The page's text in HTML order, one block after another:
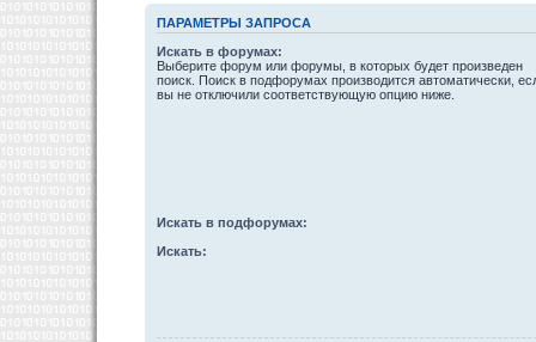
ПАРАМЕТРЫ ЗАПРОСА
Искать в форумах:
Выберите форум или форумы, в которых будет произведен
поиск. Поиск в подфорумах производится автоматически,
вы не отключили соответствующую опцию ниже.
Искать в подфорумах:
Искать: